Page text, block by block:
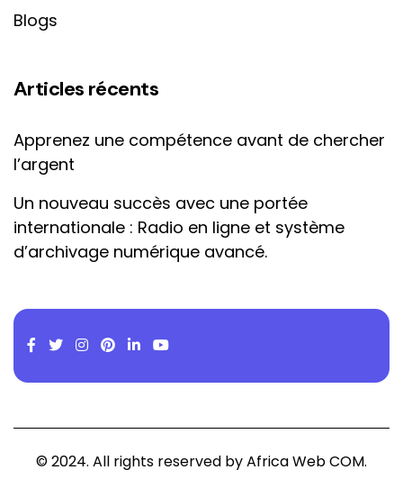
Blogs
Articles récents
Apprenez une compétence avant de chercher
l’argent
Un nouveau succès avec une portée
internationale : Radio en ligne et système
d’archivage numérique avancé.
© 2024. All rights reserved byAfrica Web COM.